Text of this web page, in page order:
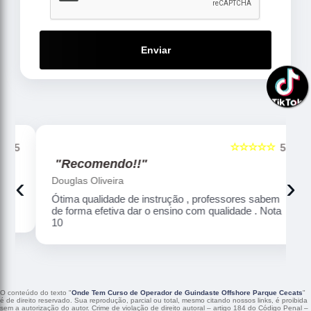
Enviar
5
☆☆☆☆☆
"Recomendo!!"
Douglas Oliveira
Ótima qualidade de instrução , professores sabem
de forma efetiva dar o ensino com qualidade . Nota
‹ ›
O conteúdo do texto "Onde Tem Curso de Operador de Guindaste Offshore Parque Cecats"
é de direito reservado. Sua reprodução, parcial ou total, mesmo citando nossos links, é proibida
sem a autorização do autor. Crime de violação de direito autoral – artigo 184 do Código Penal –